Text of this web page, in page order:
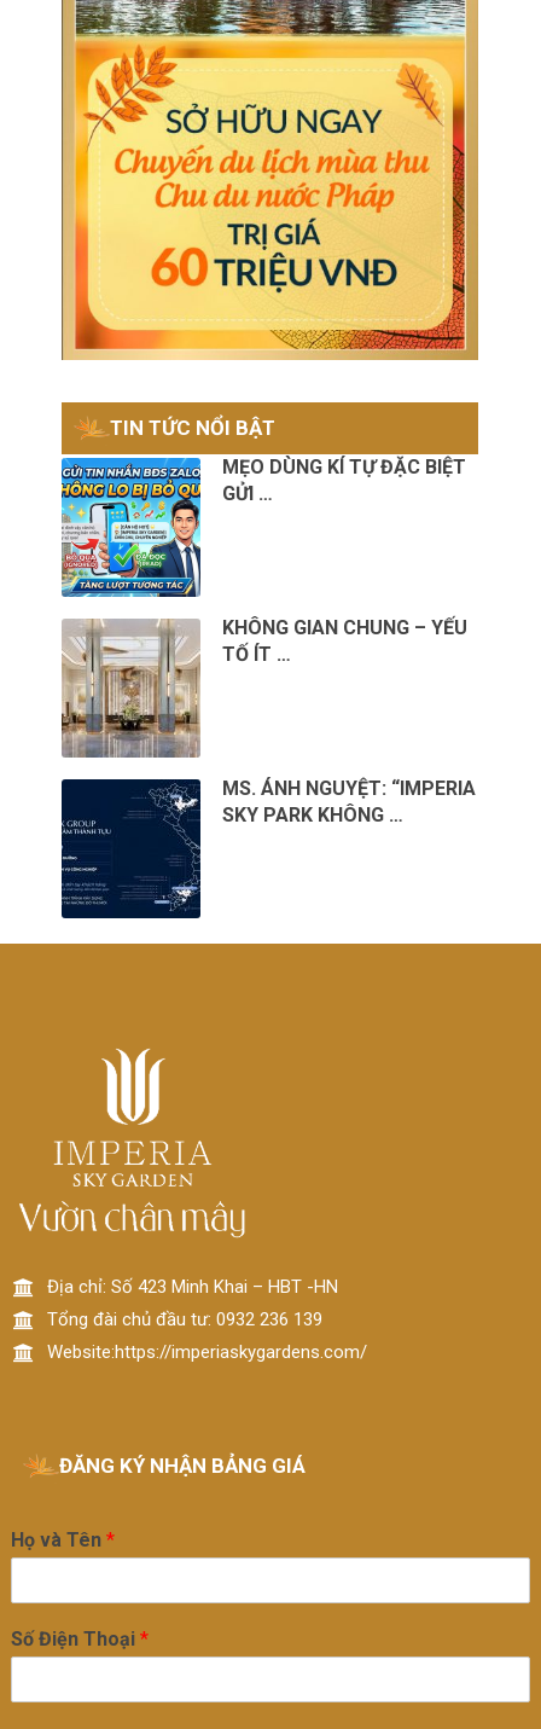
TIN TỨC NỔI BẬT
MẸO DÙNG KÍ TỰ ĐẶC BIỆT
GỬI …
KHÔNG GIAN CHUNG – YẾU
TỐ ÍT …
MS. ÁNH NGUYỆT: “IMPERIA
SKY PARK KHÔNG …
Địa chỉ: Số 423 Minh Khai – HBT -HN
Tổng đài chủ đầu tư: 0932 236 139
Website:https://imperiaskygardens.com/
ĐĂNG KÝ NHẬN BẢNG GIÁ
Họ và Tên *
Số Điện Thoại *